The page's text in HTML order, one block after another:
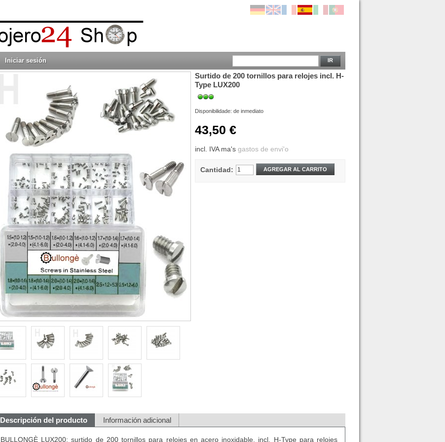
Iniciar sesión IR
Surtido de 200 tornillos para relojes incl. H-
Type LUX200
Disponibilidade: de inmediato
43,50 €
incl. IVA ma's gastos de envi'o
Cantidad: AGREGAR AL CARRITO
Descripción del producto Información adicional
BULLONGÈ LUX200: surtido de 200 tornillos para relojes en acero inoxidable, incl. H-Type para relojes